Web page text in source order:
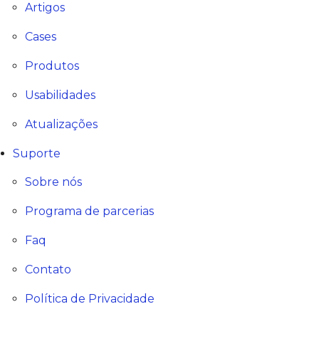
Artigos
Cases
Produtos
Usabilidades
Atualizações
Suporte
Sobre nós
Programa de parcerias
Faq
Contato
Política de Privacidade